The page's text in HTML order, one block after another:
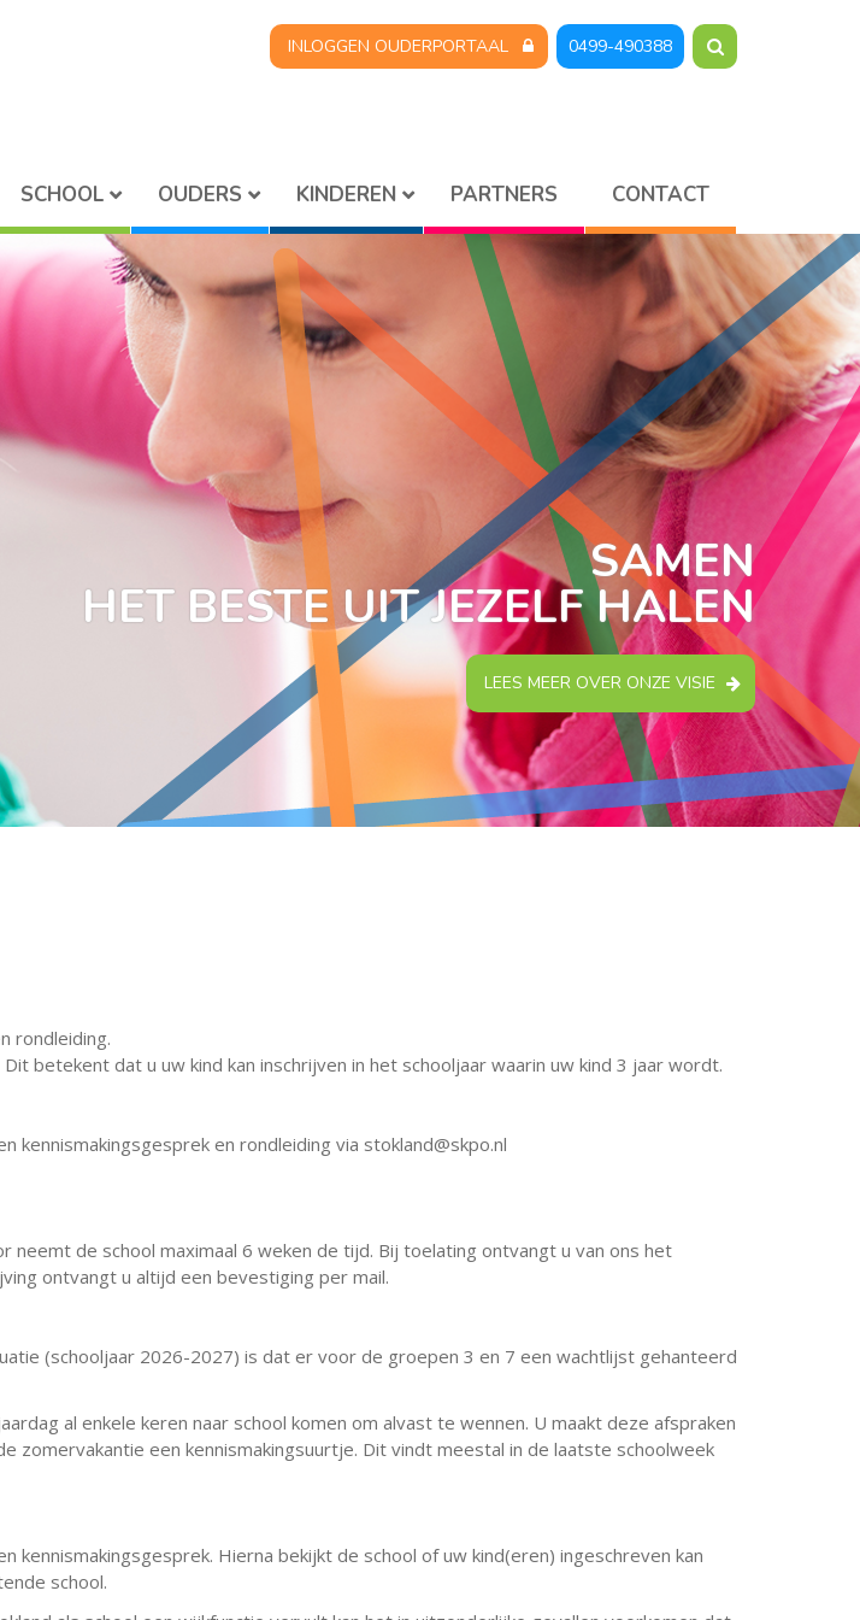
INLOGGEN OUDERPORTAAL 0499-490388
SCHOOL OUDERS KINDEREN PARTNERS CONTACT
SAMEN
HET BESTE UIT JEZELF HALEN
LEES MEER OVER ONZE VISIE
rondleiding.
betekent dat u uw kind kan inschrijven in het schooljaar waarin uw kind 3 jaar wordt.
en rondleiding via stokland@skpo.nl
de school maximaal 6 weken de tijd. Bij toelating ontvangt u van ons het
ontvangt u altijd een bevestiging per mail.
(schooljaar 2026-2027) is dat er voor de groepen 3 en 7 een wachtlijst gehanteerd
al enkele keren naar school komen om alvast te wennen. U maakt deze afspraken
zomervakantie een kennismakingsuurtje. Dit vindt meestal in de laatste schoolweek
kennismakingsgesprek. Hierna bekijkt de school of uw kind(eren) ingeschreven kan
school.